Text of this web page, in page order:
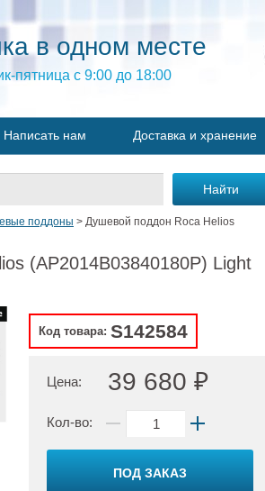
в одном месте
пятница с 9:00 до 18:00
Написать нам Доставка и хранение
поддоны > Душевой поддон Roca Helios
(AP2014B03840180P) Light
Код товара: S142584
Цена: 39 680 ₽
Кол-во:
ПОД ЗАКАЗ